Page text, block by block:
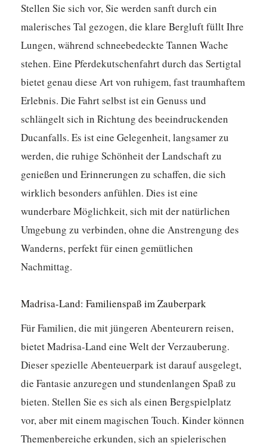
Stellen Sie sich vor, Sie werden sanft durch ein
malerisches Tal gezogen, die klare Bergluft füllt Ihre
Lungen, während schneebedeckte Tannen Wache
stehen. Eine Pferdekutschenfahrt durch das Sertigtal
bietet genau diese Art von ruhigem, fast traumhaftem
Erlebnis. Die Fahrt selbst ist ein Genuss und
schlängelt sich in Richtung des beeindruckenden
Ducanfalls. Es ist eine Gelegenheit, langsamer zu
werden, die ruhige Schönheit der Landschaft zu
genießen und Erinnerungen zu schaffen, die sich
wirklich besonders anfühlen. Dies ist eine
wunderbare Möglichkeit, sich mit der natürlichen
Umgebung zu verbinden, ohne die Anstrengung des
Wanderns, perfekt für einen gemütlichen
Nachmittag.
Madrisa-Land: Familienspaß im Zauberpark
Für Familien, die mit jüngeren Abenteurern reisen,
bietet Madrisa-Land eine Welt der Verzauberung.
Dieser spezielle Abenteuerpark ist darauf ausgelegt,
die Fantasie anzuregen und stundenlangen Spaß zu
bieten. Stellen Sie es sich als einen Bergspielplatz
vor, aber mit einem magischen Touch. Kinder können
Themenbereiche erkunden, sich an spielerischen